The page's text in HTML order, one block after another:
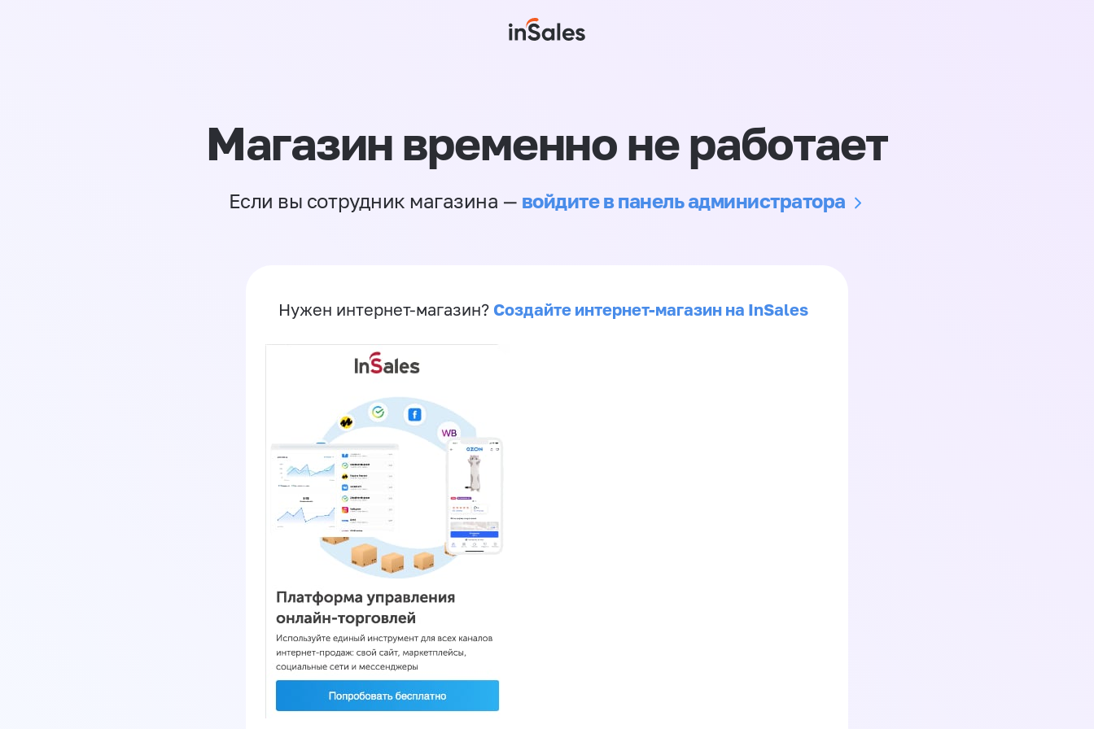
Магазин временно не работает
Если вы сотрудник магазина — войдите в панель администратора
Нужен интернет-магазин? Создайте интернет-магазин на InSales